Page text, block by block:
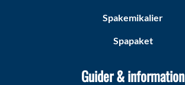
Spakemikalier
Spapaket
Guider & information